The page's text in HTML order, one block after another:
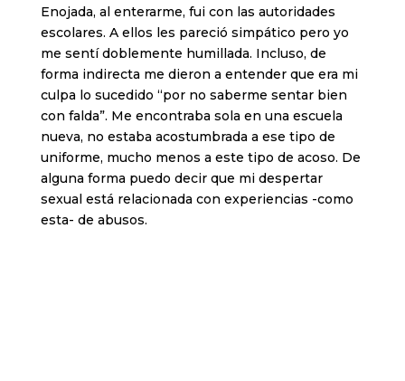
Enojada, al enterarme, fui con las autoridades
escolares. A ellos les pareció simpático pero yo
me sentí doblemente humillada. Incluso, de
forma indirecta me dieron a entender que era mi
culpa lo sucedido “por no saberme sentar bien
con falda”. Me encontraba sola en una escuela
nueva, no estaba acostumbrada a ese tipo de
uniforme, mucho menos a este tipo de acoso. De
alguna forma puedo decir que mi despertar
sexual está relacionada con experiencias -como
esta- de abusos.